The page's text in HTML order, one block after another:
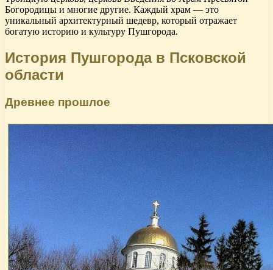
Богородицы и многие другие. Каждый храм — это
уникальный архитектурный шедевр, который отражает
богатую историю и культуру Пушгорода.
История Пушгорода в Псковской
области
Древнее прошлое